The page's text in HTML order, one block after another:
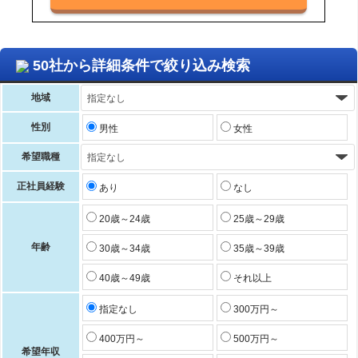
50社から詳細条件で絞り込み検索
地域
性別 男性 女性
希望職種
正社員経験 あり なし
年齢
20歳～24歳 25歳～29歳
30歳～34歳 35歳～39歳
40歳～49歳 それ以上
希望年収
指定なし 300万円～
400万円～ 500万円～